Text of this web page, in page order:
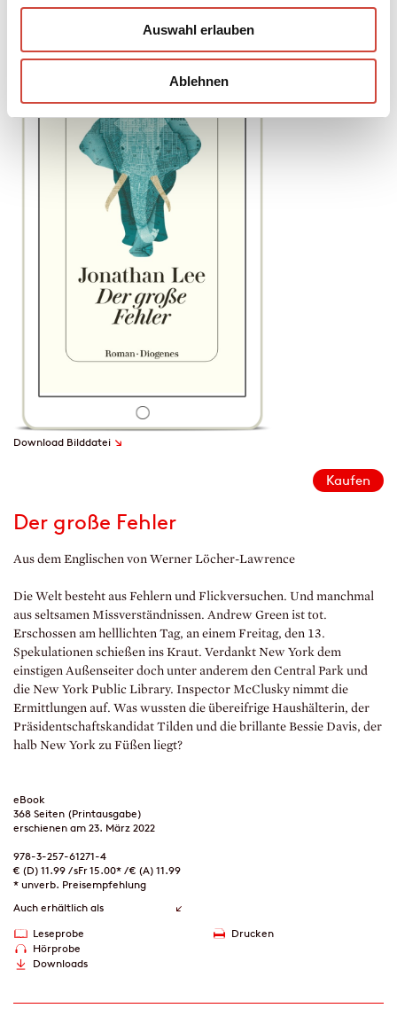
Auswahl erlauben
Ablehnen
Download Bilddatei ↘
Kaufen
Der große Fehler
Aus dem Englischen von Werner Löcher-Lawrence
Die Welt besteht aus Fehlern und Flickversuchen. Und manchmal
aus seltsamen Missverständnissen. Andrew Green ist tot.
Erschossen am helllichten Tag, an einem Freitag, den 13.
Spekulationen schießen ins Kraut. Verdankt New York dem
einstigen Außenseiter doch unter anderem den Central Park und
die New York Public Library. Inspector McClusky nimmt die
Ermittlungen auf. Was wussten die übereifrige Haushälterin, der
Präsidentschaftskandidat Tilden und die brillante Bessie Davis, der
halb New York zu Füßen liegt?
eBook
368 Seiten (Printausgabe)
erschienen am 23. März 2022
978-3-257-61271-4
€ (D) 11.99 / sFr 15.00* / € (A) 11.99
* unverb. Preisempfehlung
Auch erhältlich als
Leseprobe
Hörprobe
Downloads
Drucken